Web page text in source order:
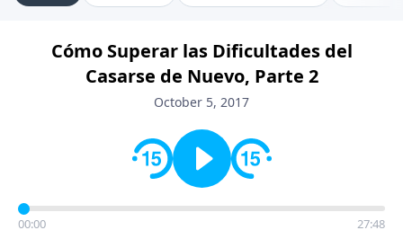
Cómo Superar las Dificultades del
Casarse de Nuevo, Parte 2
October 5, 2017
00:00 27:48